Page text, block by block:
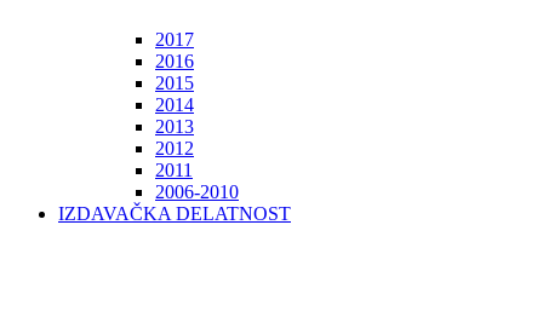
2017
2016
2015
2014
2013
2012
2011
2006-2010
IZDAVAČKA DELATNOST